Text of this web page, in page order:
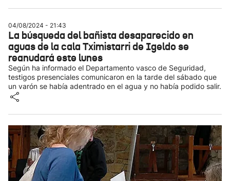
04/08/2024 - 21:43
La búsqueda del bañista desaparecido en
aguas de la cala Tximistarri de Igeldo se
reanudará este lunes
Según ha informado el Departamento vasco de Seguridad,
testigos presenciales comunicaron en la tarde del sábado que
un varón se había adentrado en el agua y no había podido salir.